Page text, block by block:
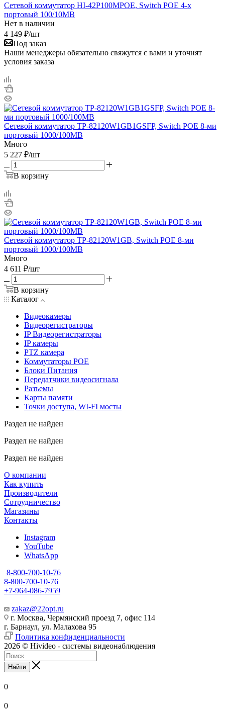
Сетевой коммутатор HI-42P100MPOE, Switch POE 4-х
портовый 100/10MB
Нет в наличии
4 149 ₽/шт
Под заказ
Наши менеджеры обязательно свяжутся с вами и уточнят
условия заказа
Сетевой коммутатор TP-82120W1GB1GSFP, Switch POE 8-ми
портовый 1000/100MB
Много
5 227 ₽/шт
В корзину
Сетевой коммутатор TP-82120W1GB, Switch POE 8-ми
портовый 1000/100MB
Много
4 611 ₽/шт
В корзину
Каталог
Видеокамеры
Видеорегистраторы
IP Видеорегистраторы
IP камеры
PTZ камера
Коммутаторы POE
Блоки Питания
Передатчики видеосигнала
Разъемы
Карты памяти
Точки доступа, WI-FI мосты
Раздел не найден
Раздел не найден
Раздел не найден
О компании
Как купить
Производители
Сотрудничество
Магазины
Контакты
Instagram
YouTube
WhatsApp
8-800-700-10-76
8-800-700-10-76
+7-964-086-7959
zakaz@22opt.ru
г. Москва, Чермянский проезд 7, офис 114
г. Барнаул, ул. Малахова 95
Политика конфиденциальности
2026 © Hivideo - системы видеонаблюдения
Найти
0
0